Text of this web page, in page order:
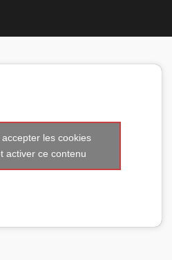
les cookies
activer ce contenu